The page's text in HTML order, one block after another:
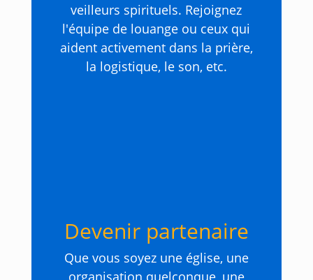
veilleurs spirituels. Rejoignez
l'équipe de louange ou ceux qui
aident activement dans la prière,
la logistique, le son, etc.
Devenir partenaire
Que vous soyez une église, une
organisation quelconque, une